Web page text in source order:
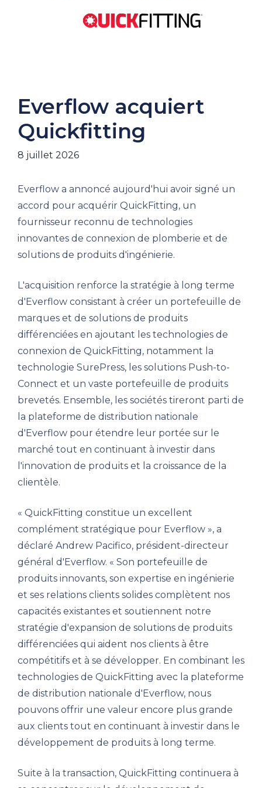
Everflow acquiert
Quickfitting
8 juillet 2026
Everflow a annoncé aujourd'hui avoir signé un
accord pour acquérir QuickFitting, un
fournisseur reconnu de technologies
innovantes de connexion de plomberie et de
solutions de produits d'ingénierie.
L'acquisition renforce la stratégie à long terme
d'Everflow consistant à créer un portefeuille de
marques et de solutions de produits
différenciées en ajoutant les technologies de
connexion de QuickFitting, notamment la
technologie SurePress, les solutions Push-to-
Connect et un vaste portefeuille de produits
brevetés. Ensemble, les sociétés tireront parti de
la plateforme de distribution nationale
d'Everflow pour étendre leur portée sur le
marché tout en continuant à investir dans
l'innovation de produits et la croissance de la
clientèle.
« QuickFitting constitue un excellent
complément stratégique pour Everflow », a
déclaré Andrew Pacifico, président-directeur
général d'Everflow. « Son portefeuille de
produits innovants, son expertise en ingénierie
et ses relations clients solides complètent nos
capacités existantes et soutiennent notre
stratégie d'expansion de solutions de produits
différenciées qui aident nos clients à être
compétitifs et à se développer. En combinant les
technologies de QuickFitting avec la plateforme
de distribution nationale d'Everflow, nous
pouvons offrir une valeur encore plus grande
aux clients tout en continuant à investir dans le
développement de produits à long terme.
Suite à la transaction, QuickFitting continuera à